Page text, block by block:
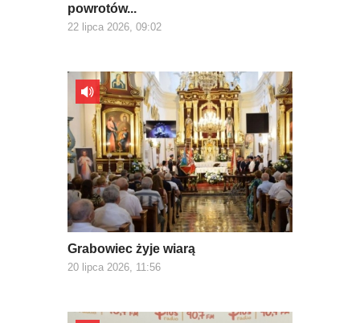
powrotów...
22 lipca 2026, 09:02
Grabowiec żyje wiarą
20 lipca 2026, 11:56